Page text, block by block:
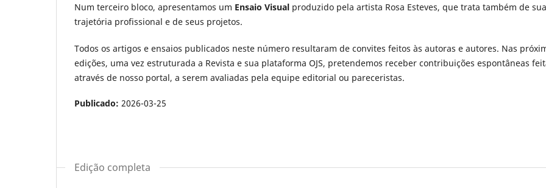
Num terceiro bloco, apresentamos um Ensaio Visual produzido pela artista Rosa Esteves, que trata também de sua
trajetória profissional e de seus projetos.
Todos os artigos e ensaios publicados neste número resultaram de convites feitos às autoras e autores. Nas
edições, uma vez estruturada a Revista e sua plataforma OJS, pretendemos receber contribuições espontâneas
através de nosso portal, a serem avaliadas pela equipe editorial ou pareceristas.
Publicado: 2026-03-25
Edição completa